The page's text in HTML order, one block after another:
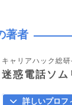
著者
キャリアハック総
迷惑電話ソム
詳しいプロフ